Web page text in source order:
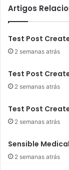
Artigos
Test Post
2 semanas atrás
Test Post
2 semanas atrás
Test Post
2 semanas atrás
Sensible
2 semanas atrás